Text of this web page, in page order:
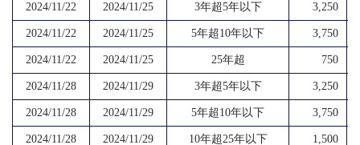
2024/11/22 2024/11/25 3年超5年以下 3,250
2024/11/22 2024/11/25 5年超10年以下 3,750
2024/11/22 2024/11/25 25年超 750
2024/11/28 2024/11/29 3年超5年以下 3,250
2024/11/28 2024/11/29 5年超10年以下 3,750
2024/11/28 2024/11/29 10年超25年以下 1,500